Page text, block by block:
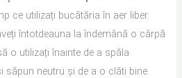
ce utilizați bucătăria în aer liber.
întotdeauna la îndemână o cârpă
o utilizați înainte de a spăla
neutru și de a o clăti bine.